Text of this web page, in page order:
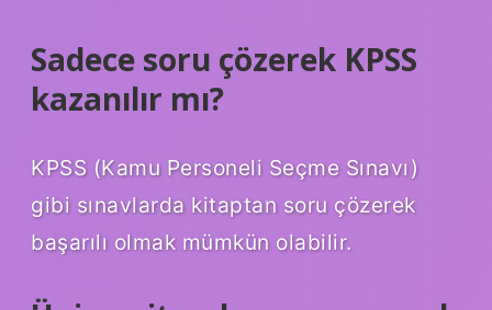
Sadece soru çözerek KPSS
kazanılır mı?
KPSS (Kamu Personeli Seçme Sınavı)
gibi sınavlarda kitaptan soru çözerek
başarılı olmak mümkün olabilir.